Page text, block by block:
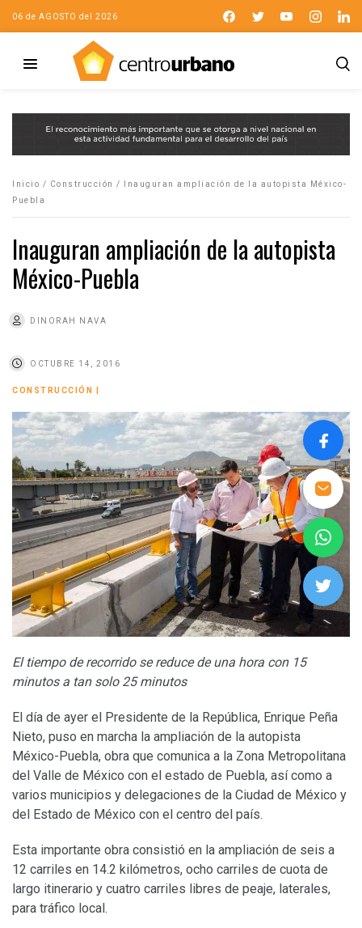
06 de AGOSTO del 2026
Inicio / Construcción /
Inauguran ampliación de la autopista México-
Puebla
Inauguran ampliación de la autopista
México-Puebla
DINORAH NAVA
OCTUBRE 14, 2016
CONSTRUCCIÓN
El tiempo de recorrido se reduce de una hora con 15
minutos a tan solo 25 minutos
El día de ayer el Presidente de la República, Enrique Peña
Nieto, puso en marcha la ampliación de la autopista
México-Puebla, obra que comunica a la Zona Metropolitana
del Valle de México con el estado de Puebla, así como a
varios municipios y delegaciones de la Ciudad de México y
del Estado de México con el centro del país.
Esta importante obra consistió en la ampliación de seis a
12 carriles en 14.2 kilómetros, ocho carriles de cuota de
largo itinerario y cuatro carriles libres de peaje, laterales,
para tráfico local.